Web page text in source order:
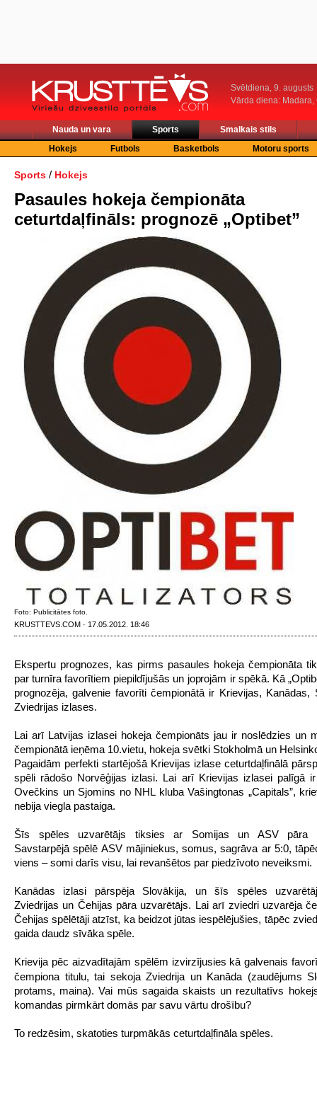
Svētdiena, 9. augusts
Vārda diena: Madara,
Nauda un vara Sports
Smalkais stils
Hokejs
Futbols Basketbols Motoru sports
Sports / Hokejs
Pasaules hokeja čempionāta
ceturtdaļfināls: prognozē „Optibet”
Foto: Publicitātes foto.
KRUSTTEVS.COM · 17.05.2012. 18:46
Ekspertu prognozes, kas pirms pasaules hokeja čempionāta
par turnīra favorītiem piepildījušās un joprojām ir spēkā. Kā
prognozēja, galvenie favorīti čempionātā ir Krievijas, Kanādas,
Zviedrijas izlases.
Lai arī Latvijas izlasei hokeja čempionāts jau ir noslēdzies un
čempionātā ieņēma 10.vietu, hokeja svētki Stokholmā un
Pagaidām perfekti startējošā Krievijas izlase ceturtdaļfinālā
spēli rādošo Norvēģijas izlasi. Lai arī Krievijas izlasei palīgā
Ovečkins un Sjomins no NHL kluba Vašingtonas „Capitals”,
nebija viegla pastaiga.
Šīs spēles uzvarētājs tiksies ar Somijas un ASV pāra
Savstarpējā spēlē ASV mājiniekus, somus, sagrāva ar 5:0,
viens – somi darīs visu, lai revanšētos par piedzīvoto neveiksmi.
Kanādas izlasi pārspēja Slovākija, un šīs spēles
Zviedrijas un Čehijas pāra uzvarētājs. Lai arī zviedri uzvarēja
Čehijas spēlētāji atzīst, ka beidzot jūtas iespēlējušies, tāpēc
gaida daudz sīvāka spēle.
Krievija pēc aizvadītajām spēlēm izvirzījusies kā galvenais
čempiona titulu, tai sekojaZviedrija un Kanāda (zaudējums
protams, maina). Vai mūs sagaida skaists un rezultatīvs
komandas pirmkārt domās par savu vārtu drošību?
To redzēsim, skatoties turpmākās ceturtdaļfināla spēles.